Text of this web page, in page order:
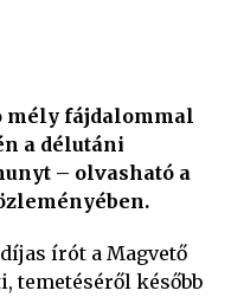
mély fájdalommal
a délutáni
– olvasható a
írót a Magvető
temetéséről később